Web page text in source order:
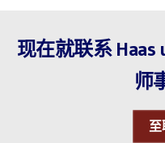
现在就联系 Haas
师